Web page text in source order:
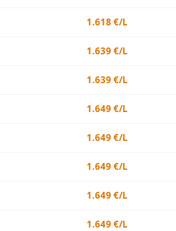
1.618 €/L
1.639 €/L
1.639 €/L
1.649 €/L
1.649 €/L
1.649 €/L
1.649 €/L
1.649 €/L